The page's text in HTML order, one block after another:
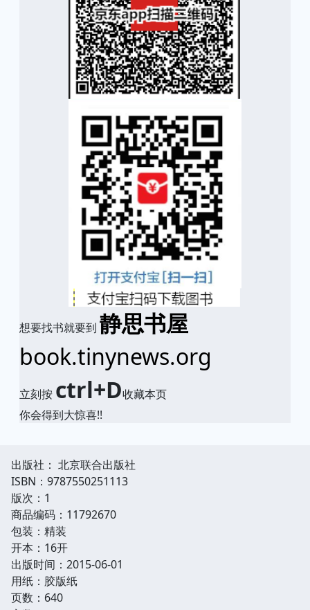
想要找书就要到 静思书屋
book.tinynews.org
立刻按 ctrl+D收藏本页
你会得到大惊喜!!
出版社： 北京联合出版社
ISBN：9787550251113
版次：1
商品编码：11792670
包装：精装
开本：16开
出版时间：2015-06-01
用纸：胶版纸
页数：640